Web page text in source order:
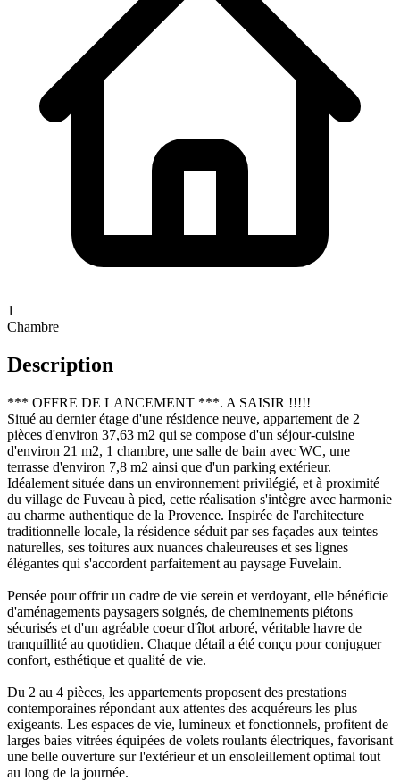
1
Chambre
Description
*** OFFRE DE LANCEMENT ***. A SAISIR !!!!!
Situé au dernier étage d'une résidence neuve, appartement de 2
pièces d'environ 37,63 m2 qui se compose d'un séjour-cuisine
d'environ 21 m2, 1 chambre, une salle de bain avec WC, une
terrasse d'environ 7,8 m2 ainsi que d'un parking extérieur.
Idéalement située dans un environnement privilégié, et à proximité
du village de Fuveau à pied, cette réalisation s'intègre avec harmonie
au charme authentique de la Provence. Inspirée de l'architecture
traditionnelle locale, la résidence séduit par ses façades aux teintes
naturelles, ses toitures aux nuances chaleureuses et ses lignes
élégantes qui s'accordent parfaitement au paysage Fuvelain.
Pensée pour offrir un cadre de vie serein et verdoyant, elle bénéficie
d'aménagements paysagers soignés, de cheminements piétons
sécurisés et d'un agréable coeur d'îlot arboré, véritable havre de
tranquillité au quotidien. Chaque détail a été conçu pour conjuguer
confort, esthétique et qualité de vie.
Du 2 au 4 pièces, les appartements proposent des prestations
contemporaines répondant aux attentes des acquéreurs les plus
exigeants. Les espaces de vie, lumineux et fonctionnels, profitent de
larges baies vitrées équipées de volets roulants électriques, favorisant
une belle ouverture sur l'extérieur et un ensoleillement optimal tout
au long de la journée.